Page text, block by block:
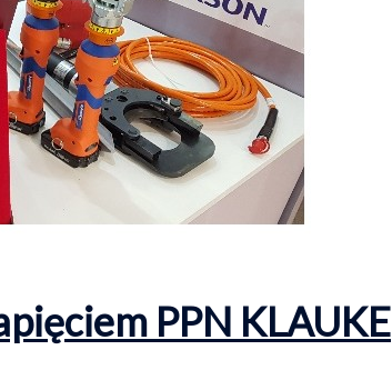
PPN KLAUKE